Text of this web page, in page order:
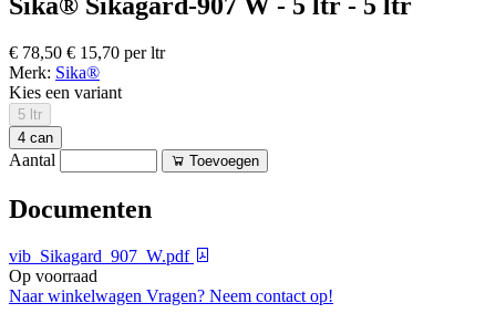
€ 78,50 € 15,70 per ltr
Merk: Sika®
Kies een variant
5 ltr
4 can
Aantal Toevoegen
Documenten
vib_Sikagard_907_W.pdf
Op voorraad
Naar winkelwagen Vragen? Neem contact op!